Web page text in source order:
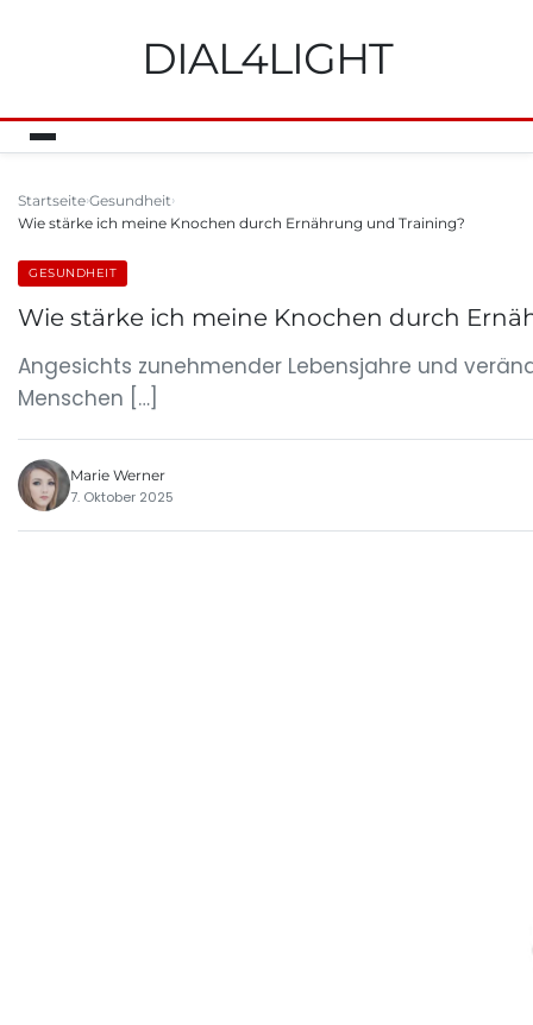
DIAL4LIGHT
Startseite Gesundheit
Wie stärke ich meine Knochen durch Ernährung und Training?
GESUNDHEIT
Wie stärke ich meine Knochen durch
Angesichts zunehmender Lebensjahre und
Menschen […]
Marie Werner
7. Oktober 2025